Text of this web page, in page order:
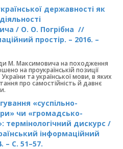
державності як
/ О. О. Погрібна //
простір. – 2016. –
М. Максимовича на походження
на проукраїнській позиції
та української мови, в яких
про самостійність й давнє
«суспільно-
чи «громадсько-
термінологічний дискурс /
інформаційний
– С. 51–57.